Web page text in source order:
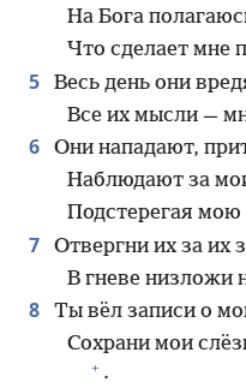
На Бога
Что сделает мне
5
Весь день они
Все их мысли —
6 Они нападают,
Наблюдают за
Подстерегая
7 Отвергни их за их
В гневе низложи
8 Ты вёл записи о
Сохрани мои
+ .